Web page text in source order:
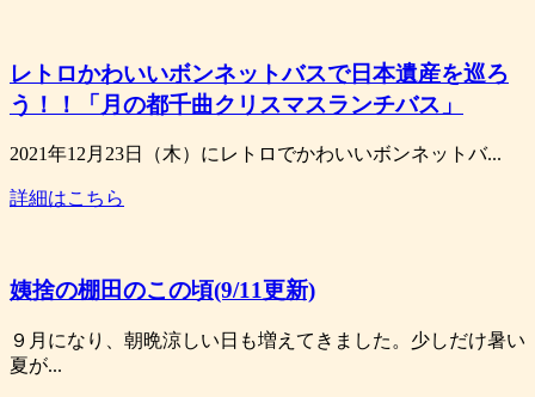
レトロかわいいボンネットバスで日本遺産を巡ろ
う！！「月の都千曲クリスマスランチバス」
2021年12月23日（木）にレトロでかわいいボンネットバ...
詳細はこちら
姨捨の棚田のこの頃(9/11更新)
９月になり、朝晩涼しい日も増えてきました。少しだけ暑い
夏が...